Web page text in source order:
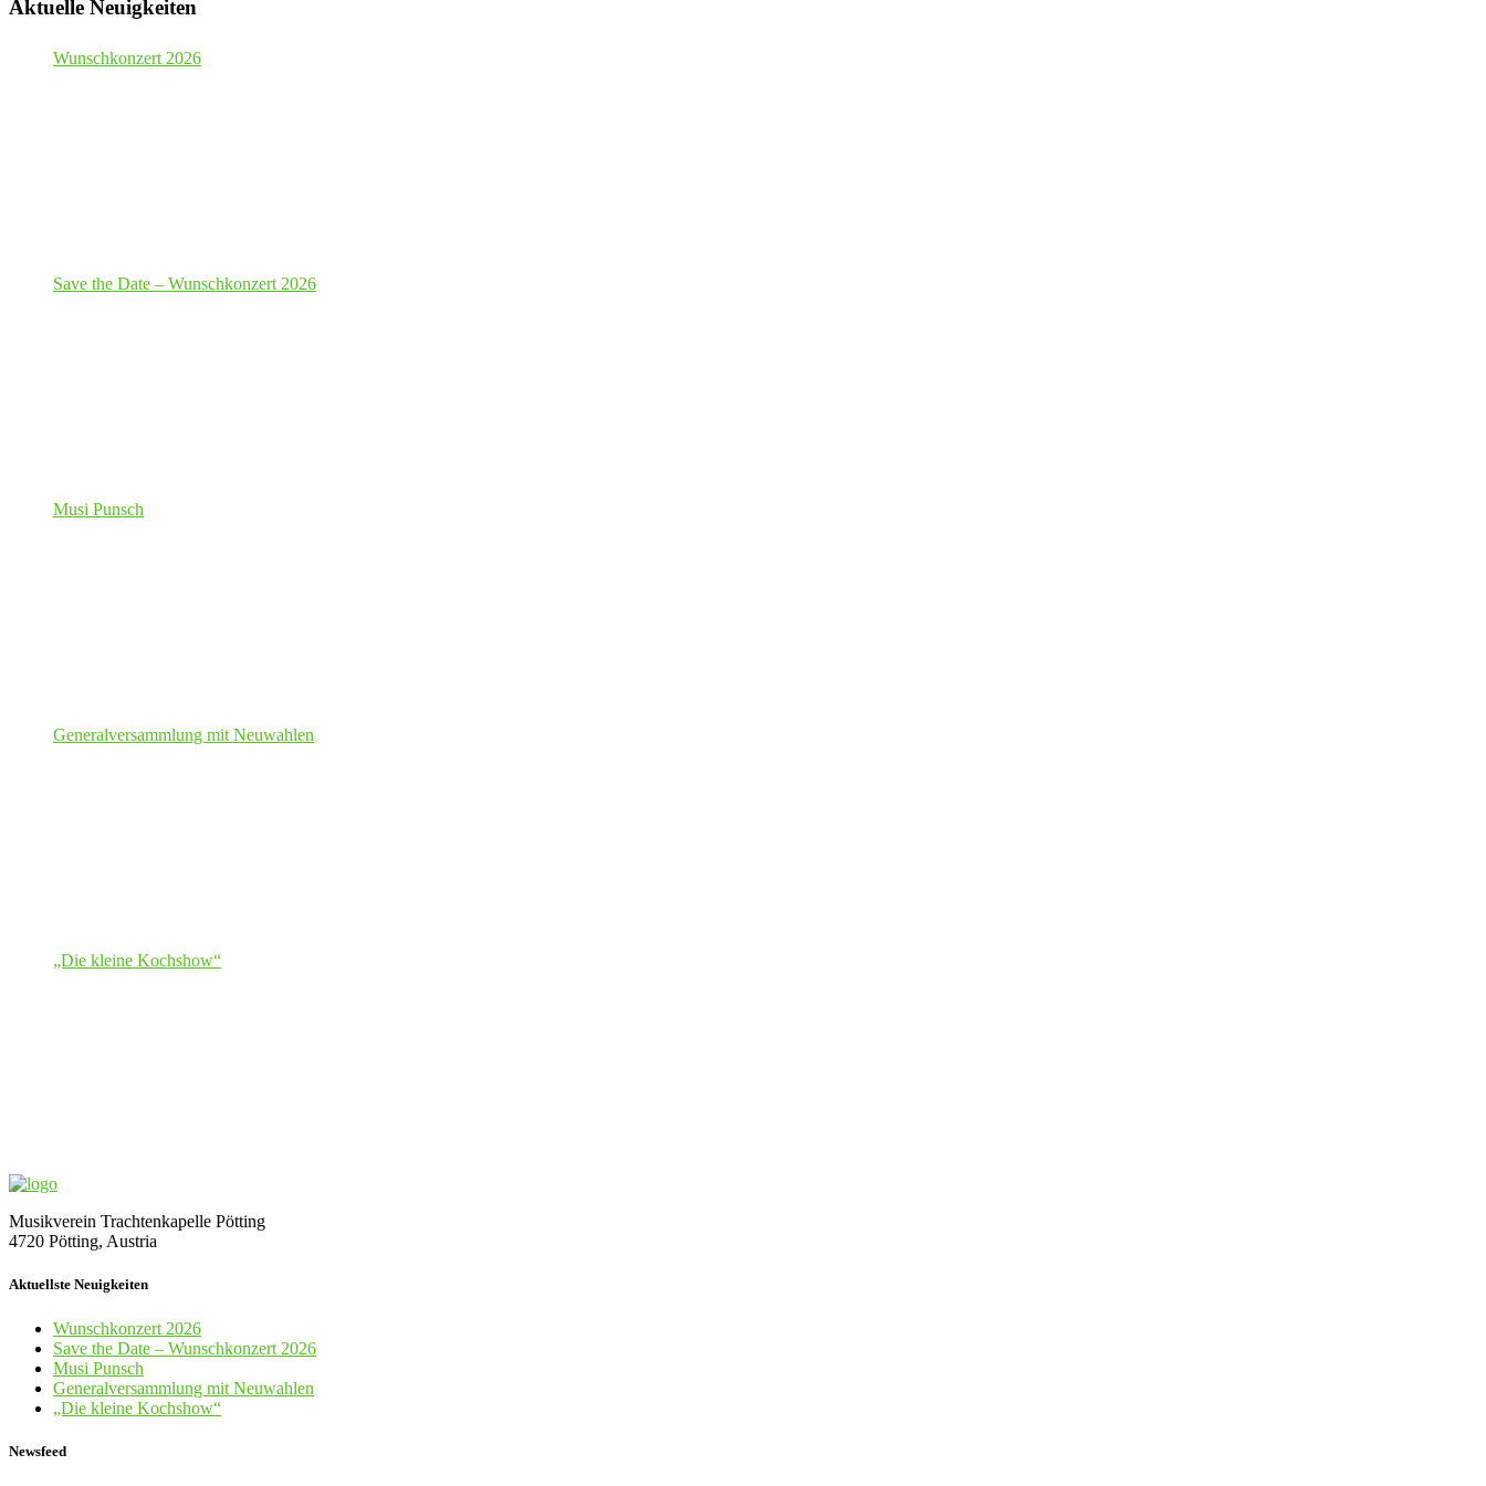
Aktuelle Neuigkeiten
Wunschkonzert 2026
Save the Date – Wunschkonzert 2026
Musi Punsch
Generalversammlung mit Neuwahlen
„Die kleine Kochshow“
Musikverein Trachtenkapelle Pötting
4720 Pötting, Austria
Aktuellste Neuigkeiten
Wunschkonzert 2026
Save the Date – Wunschkonzert 2026
Musi Punsch
Generalversammlung mit Neuwahlen
„Die kleine Kochshow“
Newsfeed